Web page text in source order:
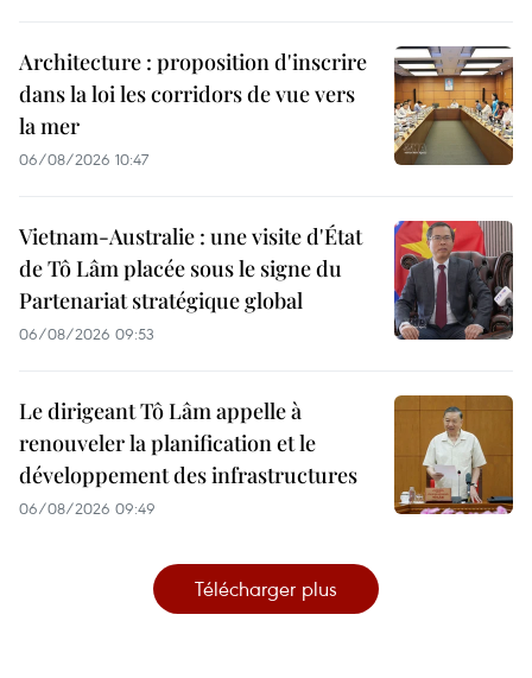
Architecture : proposition d'inscrire
dans la loi les corridors de vue vers
la mer
06/08/2026 10:47
Vietnam-Australie : une visite d'État
de Tô Lâm placée sous le signe du
Partenariat stratégique global
06/08/2026 09:53
Le dirigeant Tô Lâm appelle à
renouveler la planification et le
développement des infrastructures
06/08/2026 09:49
Télécharger plus